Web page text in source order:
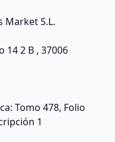
Market S.L.
14 2 B , 37006
Tomo 478, Folio
1